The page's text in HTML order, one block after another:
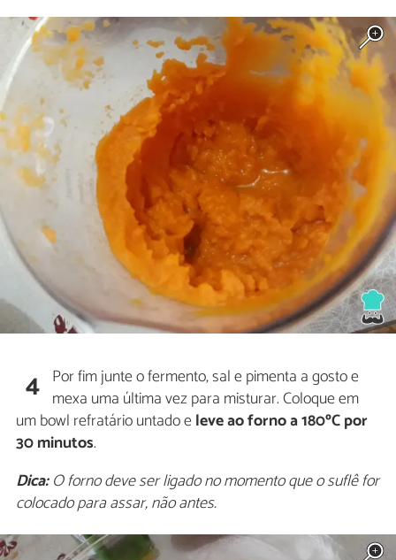
4 Por fim junte o fermento, sal e pimenta a gosto e
mexa uma última vez para misturar. Coloque em
um bowl refratário untado eleve ao forno a 180ºC por
30 minutos.
Dica:O forno deve ser ligado no momento que o suflê for
colocado para assar, não antes.